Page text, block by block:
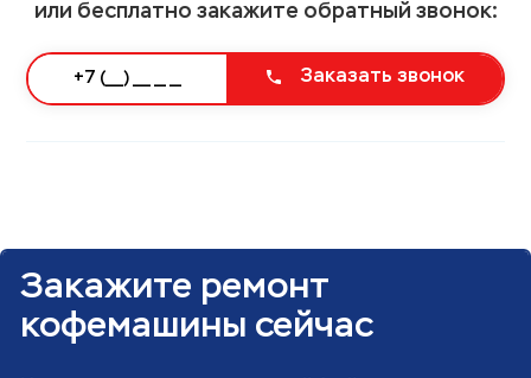
или бесплатно закажите обратный звонок:
Заказать звонок
Закажите ремонт
кофемашины сейчас